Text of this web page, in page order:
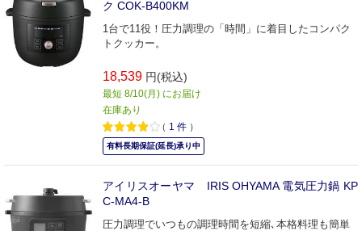
ク COK-B400KM
1台で11役！圧力調理の「時間」に着目したコンパク
トクッカー。
18,539 円(税込)
最短 8/10(月) にお届け
在庫あり
（ 1 件 ）
有料長期保証(延長)承り中
アイリスオーヤマ IRIS OHYAMA 電気圧力鍋 KP
C-MA4-B
圧力調理でいつもの調理時間を短縮､本格料理も簡単